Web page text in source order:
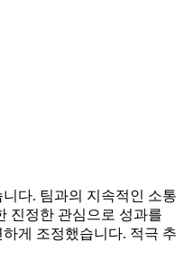
다. 팀과의 지속적인 소통
진정한 관심으로 성과를
게 조정했습니다. 적극 추